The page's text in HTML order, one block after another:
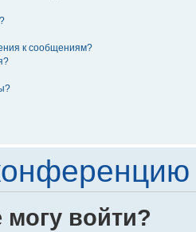
к сообщениям?
войти?